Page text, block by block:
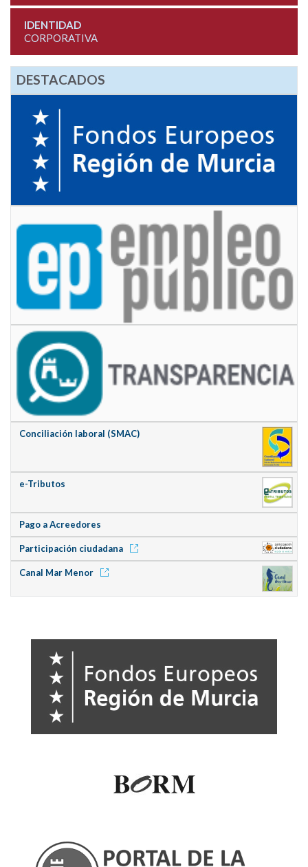
IDENTIDAD
CORPORATIVA
DESTACADOS
Conciliación laboral (SMAC)
e-Tributos
Pago a Acreedores
Participación ciudadana
Canal Mar Menor